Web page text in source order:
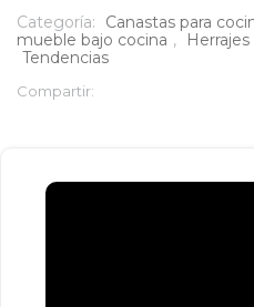
pozuelo
classic
cierre
módulo
Categoría: Canastas para
mueble bajo cocina ,
Tendencias
Compartir: